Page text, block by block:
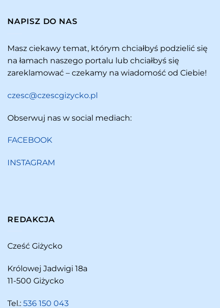
NAPISZ DO NAS
Masz ciekawy temat, którym chciałbyś podzielić się
na łamach naszego portalu lub chciałbyś się
zareklamować – czekamy na wiadomość od Ciebie!
czesc@czescgizycko.pl
Obserwuj nas w social mediach:
FACEBOOK
INSTAGRAM
REDAKCJA
Cześć Giżycko
Królowej Jadwigi 18a
11-500 Giżycko
Tel.: 536 150 043